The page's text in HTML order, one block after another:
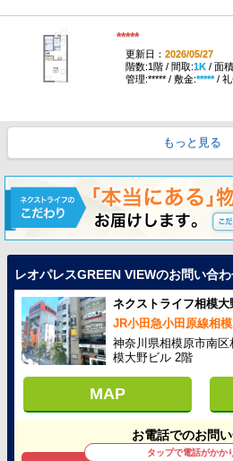
*****
更新日： 2026/05/27
階数:1階 / 間取:1K/ 面
管理:***** / 敷金:*****/ 礼
もっと見る
レオパレスGREEN VIEWのお問い合
ネクストライフ相模大
JR小田急小田原線相
神奈川県相模原市南
模大野ビル 2階
MAP
お電話でのお問
タップで電話がかか